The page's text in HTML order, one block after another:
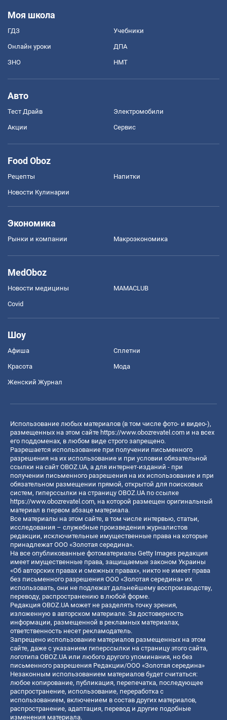
Моя школа
ГДЗ Учебники
Онлайн уроки ДПА
ЗНО НМТ
Авто
Тест Драйв Электромобили
Акции Сервис
Food Oboz
Рецепты Напитки
Новости Кулинарии
Экономика
Рынки и компании Mакроэкономика
MedOboz
Новости медицины MAMACLUB
Covid
Шоу
Афиша Сплетни
Красота Мода
Женский Журнал
Использование любых материалов (в том числе фото- и видео-),
размещенных на этом сайте https://www.obozrevatel.com и на всех
его поддоменах, в любом виде строго запрещено.
Разрешается использование при получении письменного
разрешения на их использование и при условии обязательной
ссылки на сайт OBOZ.UA, а для интернет-изданий - при
получении письменного разрешения на их использование и при
обязательном размещении прямой, открытой для поисковых
систем, гиперссылки на страницу OBOZ.UA по ссылке
https://www.obozrevatel.com, на которой размещен оригинальный
материал в первом абзаце материала.
Все материалы на этом сайте, в том числе интервью, статьи,
исследования – служебные произведения журналистов
редакции, исключительные имущественные права на которые
принадлежат ООО «Золотая середина».
На все опубликованные фотоматериалы Getty Images редакция
имеет имущественные права, защищаемые законом Украины
«Об авторских правах и смежных правах», никто не имеет права
без письменного разрешения ООО «Золотая середина» их
использовать, они не подлежат дальнейшему воспроизводству,
переводу, распространению в любой форме.
Редакция OBOZ.UA может не разделять точку зрения,
изложенную в авторском материале. За достоверность
информации, размещенной в рекламных материалах,
ответственность несет рекламодатель.
Запрещено использование материалов размещенных на этом
сайте, даже с указанием гиперссылки на страницу этого сайта,
логотипа OBOZ.UA или любого другого упоминания, но без
письменного разрешения Редакции/ООО «Золотая середина»
Незаконным использованием материалов будет считаться:
любое копирование, публикация, перепечатка, последующее
распространение, использование, переработка с
использованием, включением в состав других материалов,
распространение, адаптация, перевод и другие подобные
изменения материала.